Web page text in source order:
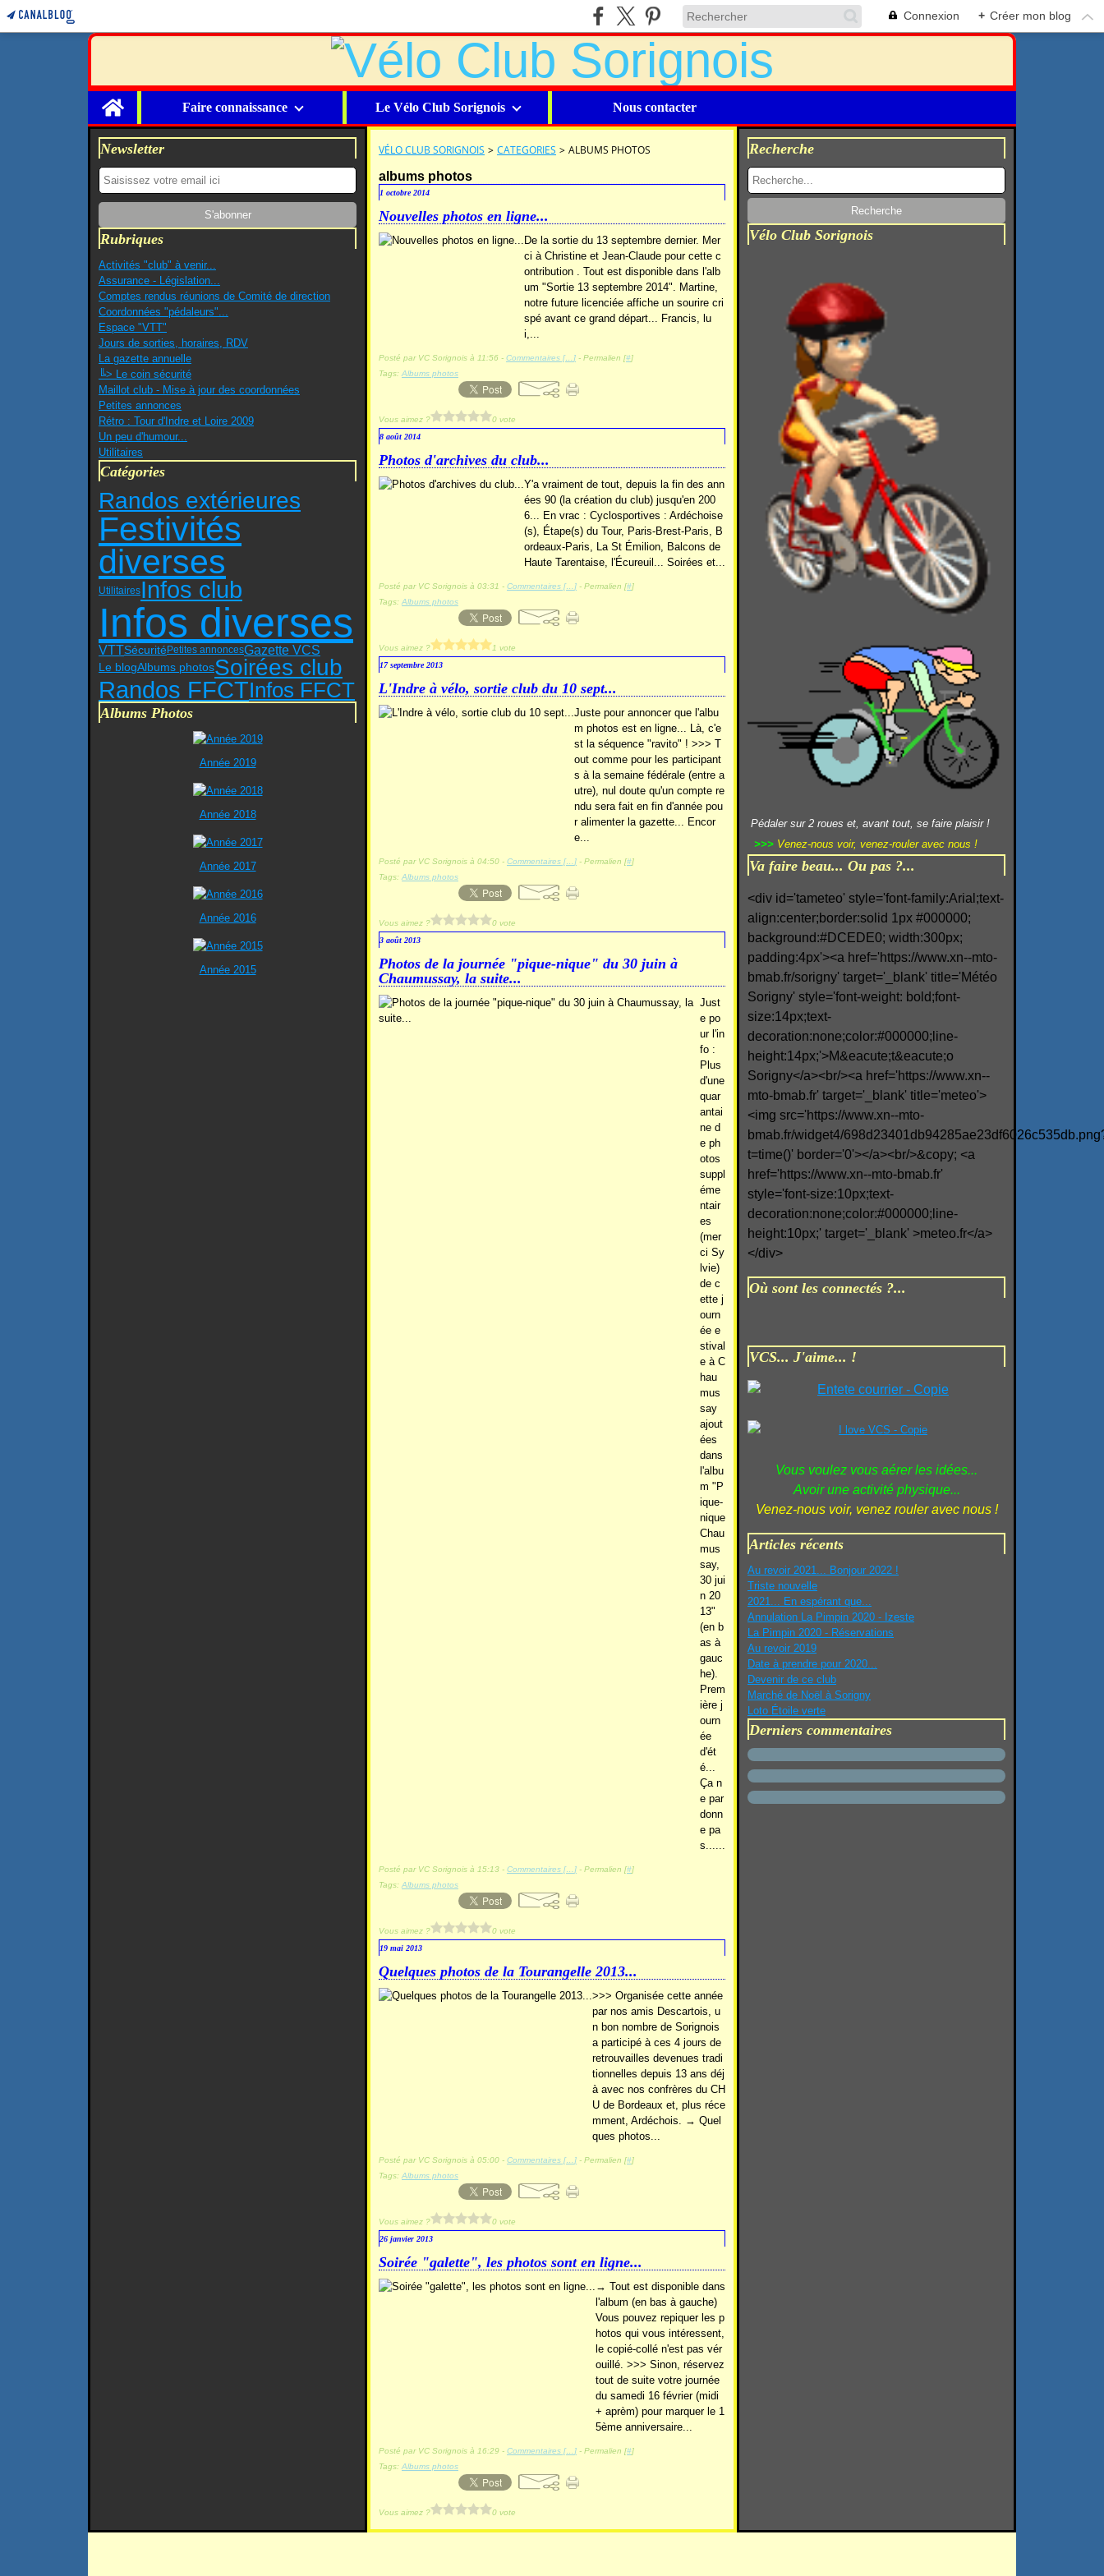
Connexion + Créer mon blog
Home
Faire connaissance Le Vélo Club Sorignois Nous contacter
Newsletter
Rubriques
Activités "club" à venir...
Assurance - Législation...
Comptes rendus réunions de Comité de direction
Coordonnées "pédaleurs"...
Espace "VTT"
Jours de sorties, horaires, RDV
La gazette annuelle
╚> Le coin sécurité
Maillot club - Mise à jour des coordonnées
Petites annonces
Rétro : Tour d'Indre et Loire 2009
Un peu d'humour...
Utilitaires
Catégories
Randos extérieures
Festivités
diverses
UtilitairesInfos club
Infos diverses
VTTSécuritéPetites annoncesGazette VCS
Le blogAlbums photosSoirées club
Randos FFCTInfos FFCT
Albums Photos
Année 2019
Année 2018
Année 2017
Année 2016
Année 2015
VÉLO CLUB SORIGNOIS > CATEGORIES > ALBUMS PHOTOS
albums photos
1 octobre 2014
Nouvelles photos en ligne...
De la sortie du 13 septembre dernier. Mer
ci à Christine et Jean-Claude pour cette c
ontribution . Tout est disponible dans l'alb
um "Sortie 13 septembre 2014". Martine,
notre future licenciée affiche un sourire cri
spé avant ce grand départ... Francis, lu
i,...
Posté par VC Sorignois à 11:56 - Commentaires [… ] - Permalien [#]
Tags: Albums photos
Vous aimez ?
0 vote
8 août 2014
Photos d'archives du club...
Y'a vraiment de tout, depuis la fin des ann
ées 90 (la création du club) jusqu'en 200
6... En vrac : Cyclosportives : Ardéchoise
(s), Étape(s) du Tour, Paris-Brest-Paris, B
ordeaux-Paris, La St Émilion, Balcons de
Haute Tarentaise, l'Écureuil... Soirées et...
Posté par VC Sorignois à 03:31 - Commentaires [… ] - Permalien [#]
Tags: Albums photos
Vous aimez ?
1 vote
17 septembre 2013
L'Indre à vélo, sortie club du 10 sept...
Juste pour annoncer que l'albu
m photos est en ligne... Là, c'e
st la séquence "ravito" ! >>> T
out comme pour les participant
s à la semaine fédérale (entre a
utre), nul doute qu'un compte re
ndu sera fait en fin d'année pou
r alimenter la gazette... Encor
e...
Posté par VC Sorignois à 04:50 - Commentaires [… ] - Permalien [#]
Tags: Albums photos
Vous aimez ?
0 vote
3 août 2013
Photos de la journée "pique-nique" du 30 juin à
Chaumussay, la suite...
Just
e po
ur l'in
fo :
Plus
d'une
quar
antai
ne d
e ph
otos
suppl
éme
ntair
es
(mer
ci Sy
lvie)
de c
ette j
ourn
ée e
stival
e à C
hau
mus
say
ajout
ées
dans
l'albu
m "P
ique-
nique
Chau
mus
say,
30 jui
n 20
13"
(en b
as à
gauc
he).
Prem
ière j
ourn
ée
d'ét
é...
Ça n
e par
donn
e pa
s......
Posté par VC Sorignois à 15:13 - Commentaires [… ] - Permalien [#]
Tags: Albums photos
Vous aimez ?
0 vote
19 mai 2013
Quelques photos de la Tourangelle 2013...
>>> Organisée cette année
par nos amis Descartois, u
n bon nombre de Sorignois
a participé à ces 4 jours de
retrouvailles devenues tradi
tionnelles depuis 13 ans déj
à avec nos confrères du CH
U de Bordeaux et, plus réce
mment, Ardéchois. → Quel
ques photos...
Posté par VC Sorignois à 05:00 - Commentaires [… ] - Permalien [#]
Tags: Albums photos
Vous aimez ?
0 vote
26 janvier 2013
Soirée "galette", les photos sont en ligne...
→ Tout est disponible dans
l'album (en bas à gauche)
Vous pouvez repiquer les p
hotos qui vous intéressent,
le copié-collé n'est pas vér
ouillé. >>> Sinon, réservez
tout de suite votre journée
du samedi 16 février (midi
+ aprèm) pour marquer le 1
5ème anniversaire...
Posté par VC Sorignois à 16:29 - Commentaires [… ] - Permalien [#]
Tags: Albums photos
Vous aimez ? 0 vote
Recherche
Vélo Club Sorignois
Pédaler sur 2 roues et, avant tout, se faire plaisir !
>>> Venez-nous voir, venez-rouler avec nous !
Va faire beau... Ou pas ?...
<div id='tameteo' style='font-family:Arial;text-
align:center;border:solid 1px #000000;
background:#DCEDE0; width:300px;
padding:4px'><a href='https://www.xn--mto-
bmab.fr/sorigny' target='_blank' title='Météo
Sorigny' style='font-weight: bold;font-
size:14px;text-
decoration:none;color:#000000;line-
height:14px;'>M&eacute;t&eacute;o
Sorigny</a><br/><a href='https://www.xn--
mto-bmab.fr' target='_blank' title='meteo'>
<img src='https://www.xn--mto-
bmab.fr/widget4/
t=time()' border='0'></a><br/>&copy; <a
href='https://www.xn--mto-bmab.fr'
style='font-size:10px;text-
decoration:none;color:#000000;line-
height:10px;' target='_blank' >meteo.fr</a>
</div>
Où sont les connectés ?...
VCS... J'aime... !
Vous voulez vous aérer les idées...
Avoir une activité physique...
Venez-nous voir, venez rouler avec nous !
Articles récents
Au revoir 2021... Bonjour 2022 !
Triste nouvelle
2021... En espérant que...
Annulation La Pimpin 2020 - Izeste
La Pimpin 2020 - Réservations
Au revoir 2019
Date à prendre pour 2020...
Devenir de ce club
Marché de Noël à Sorigny
Loto Étoile verte
Derniers commentaires